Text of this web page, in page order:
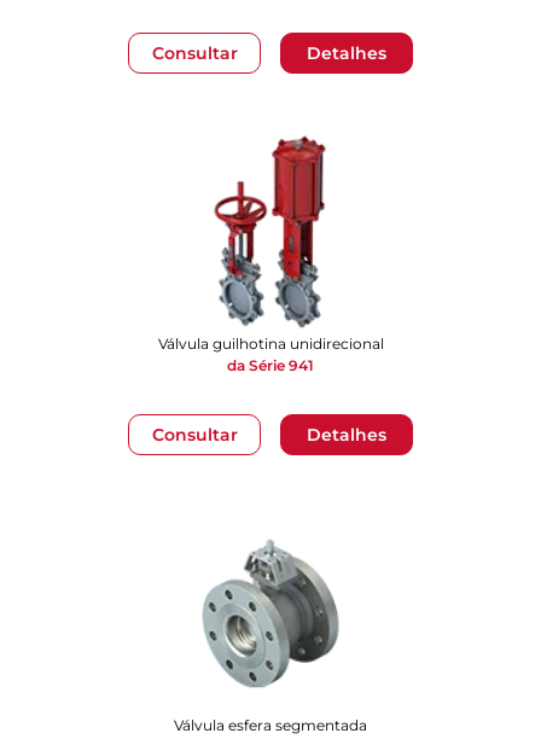
Consultar Detalhes
Consultar Detalhes
Válvula guilhotina unidirecional
da Série 941
Válvula esfera segmentada